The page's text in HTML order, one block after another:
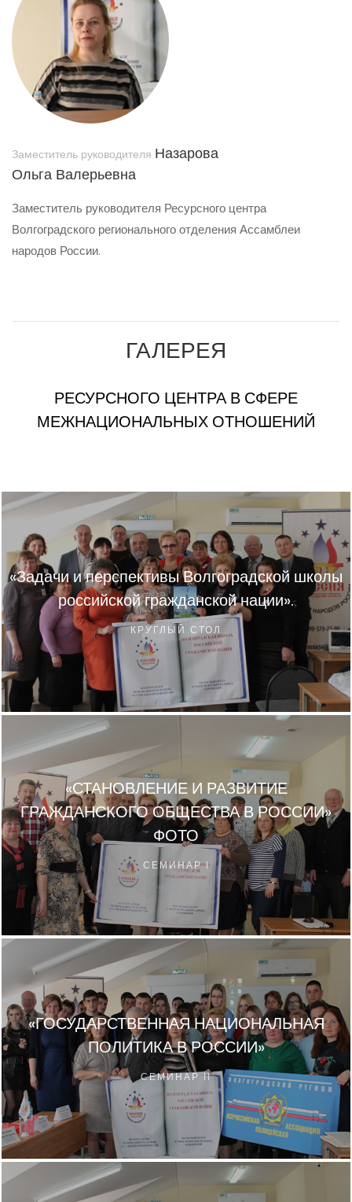
Заместитель руководителя Назарова
Ольга Валерьевна
Заместитель руководителя Ресурсного центра
Волгоградского регионального отделения Ассамблеи
народов России.
ГАЛЕРЕЯ
РЕСУРСНОГО ЦЕНТРА В СФЕРЕ
МЕЖНАЦИОНАЛЬНЫХ ОТНОШЕНИЙ
«Задачи и перспективы Волгоградской школы
российской гражданской нации».
КРУГЛЫЙ СТОЛ
«СТАНОВЛЕНИЕ И РАЗВИТИЕ
ГРАЖДАНСКОГО ОБЩЕСТВА В РОССИИ»
ФОТО
СЕМИНАР I
«ГОСУДАРСТВЕННАЯ НАЦИОНАЛЬНАЯ
ПОЛИТИКА В РОССИИ»
СЕМИНАР II